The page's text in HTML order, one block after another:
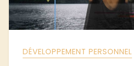
DÉVELOPPEMENT PERSONNEL